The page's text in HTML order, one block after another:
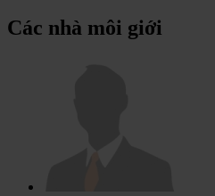
Các nhà môi giới